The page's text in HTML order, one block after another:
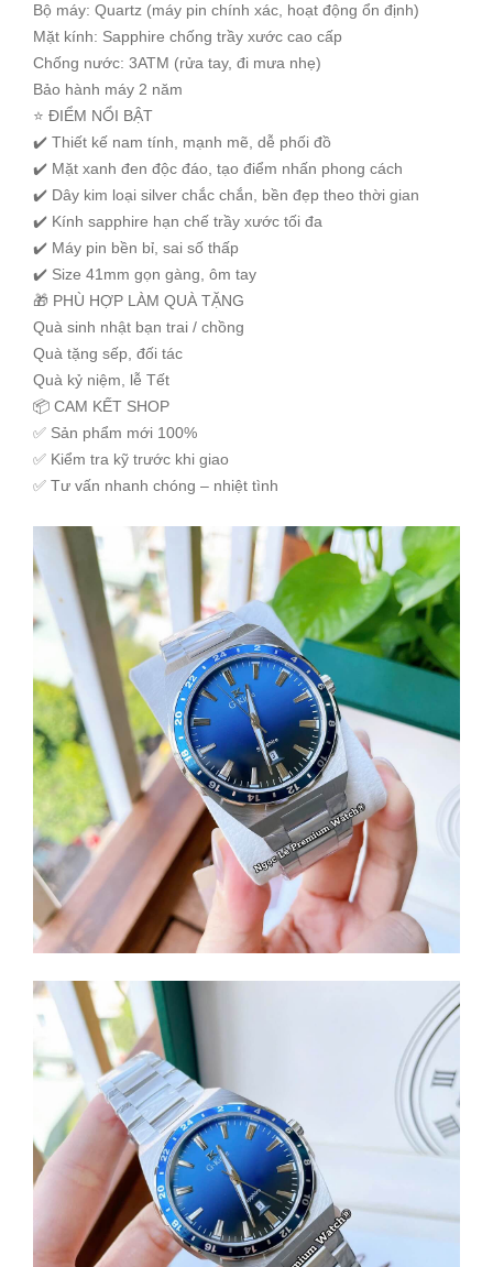
Bộ máy: Quartz (máy pin chính xác, hoạt động ổn định)
Mặt kính: Sapphire chống trầy xước cao cấp
Chống nước: 3ATM (rửa tay, đi mưa nhẹ)
Bảo hành máy 2 năm
⭐ ĐIỂM NỔI BẬT
✔️ Thiết kế nam tính, mạnh mẽ, dễ phối đồ
✔️ Mặt xanh đen độc đáo, tạo điểm nhấn phong cách
✔️ Dây kim loại silver chắc chắn, bền đẹp theo thời gian
✔️ Kính sapphire hạn chế trầy xước tối đa
✔️ Máy pin bền bỉ, sai số thấp
✔️ Size 41mm gọn gàng, ôm tay
🎁 PHÙ HỢP LÀM QUÀ TẶNG
Quà sinh nhật bạn trai / chồng
Quà tặng sếp, đối tác
Quà kỷ niệm, lễ Tết
📦 CAM KẾT SHOP
✅ Sản phẩm mới 100%
✅ Kiểm tra kỹ trước khi giao
✅ Tư vấn nhanh chóng – nhiệt tình